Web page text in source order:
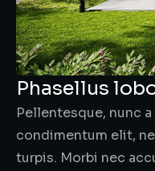
Phasellus
Pellentesque, nunc
condimentum elit,
turpis. Morbi nec